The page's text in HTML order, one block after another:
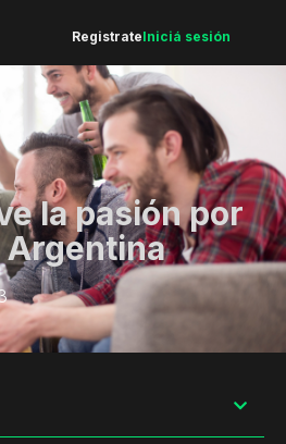
RegistrateIniciá sesión
la pasión por
Argentina